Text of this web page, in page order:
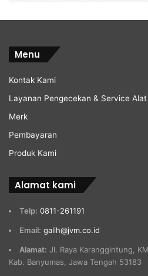
Menu
Kontak Kami
Layanan Pengecekan & Service
Merk
Pembayaran
Produk Kami
Alamat kami
Telp: 0811-261191
Email: galih@jvm.co.id
Alamat: Jl. Raya Karanggintung,
Kab. Banyumas, Jawa Tengah 53183